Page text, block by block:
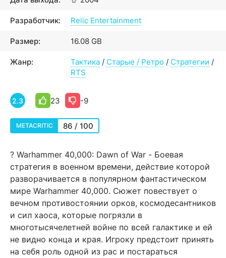
Разработчик: Relic Entertainment
Размер: 16.08 GB
Жанр: Тактика / Старые / Ретро / Стратегии /
RTS
2.3 23 -9
METACRITIC 86 / 100
? Warhammer 40,000: Dawn of War - Боевая
стратегия в военном времени, действие которой
разворачивается в популярном фантастическом
мире Warhammer 40,000. Сюжет повествует о
вечном противостоянии орков, космодесантников
и сил хаоса, которые погрязли в
многотысячелетней войне по всей галактике и ей
не видно конца и края. Игроку предстоит принять
на себя роль одной из рас и постараться